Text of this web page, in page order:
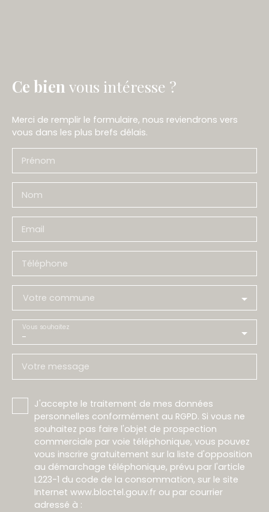
Ce bien vous intéresse ?
Merci de remplir le formulaire, nous reviendrons vers
vous dans les plus brefs délais.
Prénom
Nom
Email
Téléphone
Votre commune
-
Vous souhaitez
Votre message
J'accepte le traitement de mes données
personnelles conformément au RGPD. Si vous ne
souhaitez pas faire l'objet de prospection
commerciale par voie téléphonique, vous pouvez
vous inscrire gratuitement sur la liste d'opposition
au démarchage téléphonique, prévu par l'article
L223-1 du code de la consommation, sur le site
Internet www.bloctel.gouv.fr ou par courrier
adressé à :